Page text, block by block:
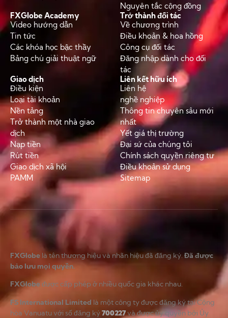
Nguyên tắc cộng đồng
FXGlobe Academy
Video hướng dẫn
Tin tức
Các khóa học bậc thầy
Bảng chú giải thuật ngữ
Trở thành đối tác
Về chương trình
Điều khoản & hoa hồng
Công cụ đối tác
Đăng nhập dành cho đối
tác
Giao dịch
Điều kiện
Loại tài khoản
Nền tảng
Trở thành một nhà giao
dịch
Nạp tiền
Rút tiền
Giao dịch xã hội
PAMM
Liên kết hữu ích
Liên hệ
nghề nghiệp
Thông tin chuyên sâu mới
nhất
Yết giá thị trường
Đại sứ của chúng tôi
Chính sách quyền riêng tư
Điều khoản sử dụng
Sitemap
FXGlobe là tên thương hiệu và nhãn hiệu đã đăng ký.Đã được
bảo lưu mọi quyền.
FXGlobeđược cấp phép ở nhiều quốc gia khác nhau.
FS International Limited là một công ty được đăng ký tại Cộng
hòa Vanuatu với số đăng ký700227và được ủy quyền bởi Ủy